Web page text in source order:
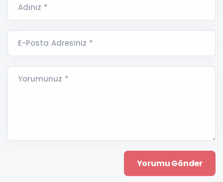
Adınız *
E-Posta Adresiniz *
Yorumunuz *